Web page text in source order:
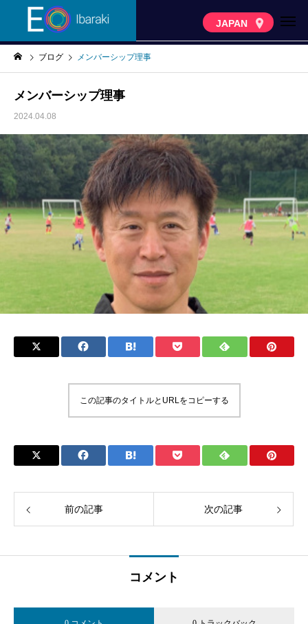
JAPAN
ブログ メンバーシップ理事
メンバーシップ理事
2024.04.08
この記事のタイトルとURLをコピーする
前の記事 次の記事
コメント